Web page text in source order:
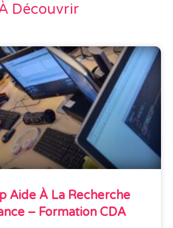
Découvrir
Aide À La Recherche
– Formation CDA